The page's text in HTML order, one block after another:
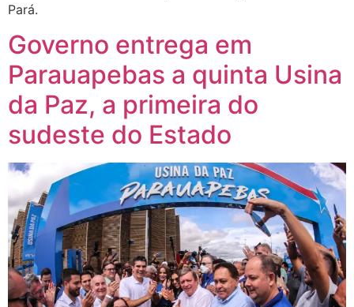
Pará.
Governo entrega em
Parauapebas a quinta Usina
da Paz, a primeira do
sudeste do Estado